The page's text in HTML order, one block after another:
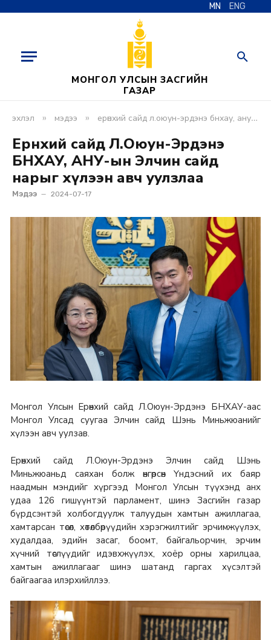
MN ENG
МОНГОЛ УЛСЫН ЗАСГИЙН
ГАЗАР
эхлэл » мэдээ » ерөнхий сайд л.оюун-эрдэнэ бнхау, ану-ын элчин сайд нарыг хүлээн авч уулзлаа
Ерөнхий сайд Л.Оюун-Эрдэнэ
БНХАУ, АНУ-ын Элчин сайд
нарыг хүлээн авч уулзлаа
Мэдээ 2024-07-17
Монгол Улсын Ерөнхий сайд Л.Оюун-Эрдэнэ БНХАУ-аас
Монгол Улсад суугаа Элчин сайд Шэнь Миньжюанийг
хүлээн авч уулзав.
Ерөнхий сайд Л.Оюун-Эрдэнэ Элчин сайд Шэнь
Миньжюаньд саяхан болж өнгөрсөн Үндэсний их баяр
наадмын мэндийг хүргээд Монгол Улсын түүхэнд анх
удаа 126 гишүүнтэй парламент, шинэ Засгийн газар
бүрдсэнтэй холбогдуулж талуудын хамтын ажиллагаа,
хамтарсан төсөл, хөтөлбөрүүдийн хэрэгжилтийг эрчимжүүлэх,
худалдаа, эдийн засаг, боомт, байгальорчин, эрчим
хүчний төслүүдийг идэвхжүүлэх, хоёр орны харилцаа,
хамтын ажиллагааг шинэ шатанд гаргах хүсэлтэй
байгаагаа илэрхийллээ.